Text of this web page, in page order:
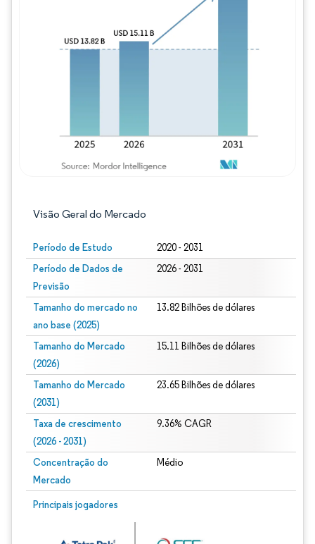
Visão Geral do Mercado
Período de Estudo 2020 - 2031
Período de Dados de
Previsão
2026 - 2031
Tamanho do mercado no
ano base (2025)
13.82 Bilhões de dólares
Tamanho do Mercado
(2026)
15.11 Bilhões de dólares
Tamanho do Mercado
(2031)
23.65 Bilhões de dólares
Taxa de crescimento
(2026 - 2031)
9.36% CAGR
Concentração do
Mercado
Médio
Principais jogadores
Imagem © Mordor Intelligence. O reuso requer atribuição conforme CC BY 4.0.
Imagem © Mordor Intelligence. O reuso